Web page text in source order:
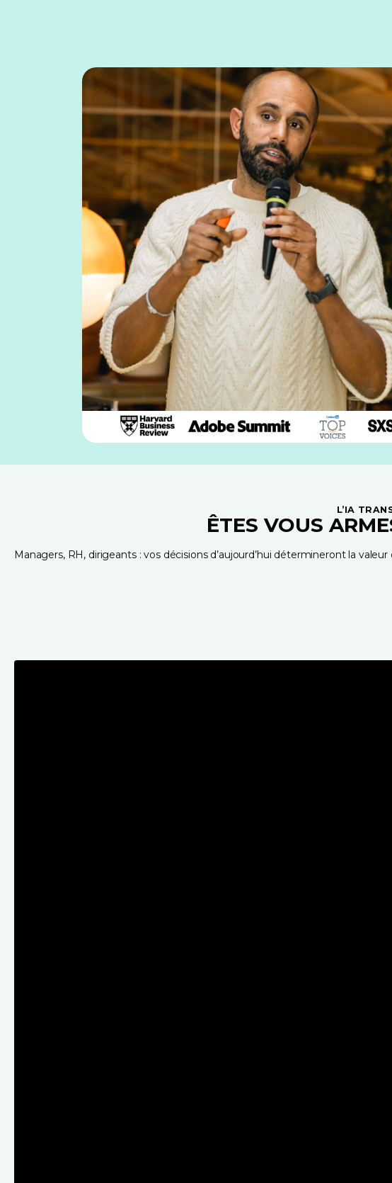
L’IA
ÊTES VOUS
Managers, RH, dirigeants : vos décisions d’aujourd’hui détermineront la